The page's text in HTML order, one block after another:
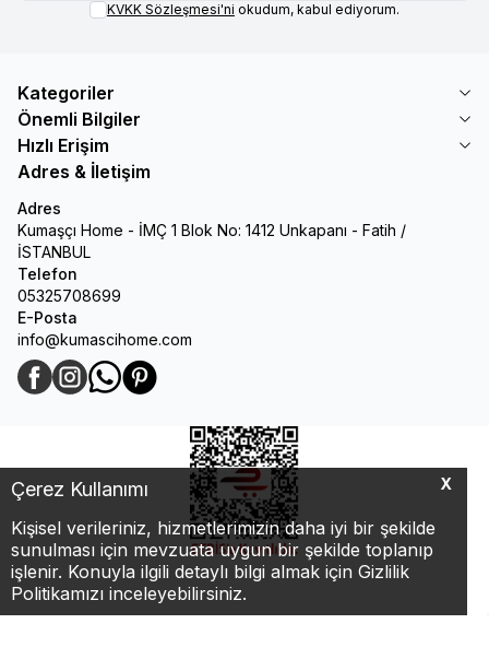
X
Çerez Kullanımı
Kişisel verileriniz, hizmetlerimizin daha iyi bir şekilde
sunulması için mevzuata uygun bir şekilde toplanıp
işlenir. Konuyla ilgili detaylı bilgi almak için Gizlilik
Politikamızı inceleyebilirsiniz.
KVKK Sözleşmesi'ni okudum, kabul ediyorum.
Kategoriler
Önemli Bilgiler
Hızlı Erişim
Adres & İletişim
Adres
Kumaşçı Home - İMÇ 1 Blok No: 1412 Unkapanı - Fatih /
İSTANBUL
Telefon
05325708699
E-Posta
info@kumascihome.com
Facebook
InstagramWhatsApp
Pinterest